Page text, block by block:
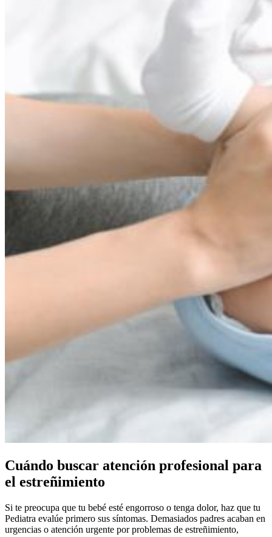
Cuándo buscar atención profesional para
el estreñimiento
Si te preocupa que tu bebé esté engorroso o tenga dolor, haz que tu
Pediatra evalúe primero sus síntomas. Demasiados padres acaban en
urgencias o atención urgente por problemas de estreñimiento,